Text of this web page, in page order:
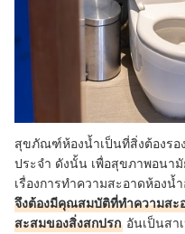
สุขภัณฑ์ห้องน้ำเป็นที่สิ่งต้องรอ
ประจำ ดังนั้น เพื่อสุขภาพอนา
เรื่องการทำความสะอาดห้องน้
จึงต้องมีคุณสมบัติที่ทำความสะ
สะสมของสิ่งสกปรก อันเป็นสา